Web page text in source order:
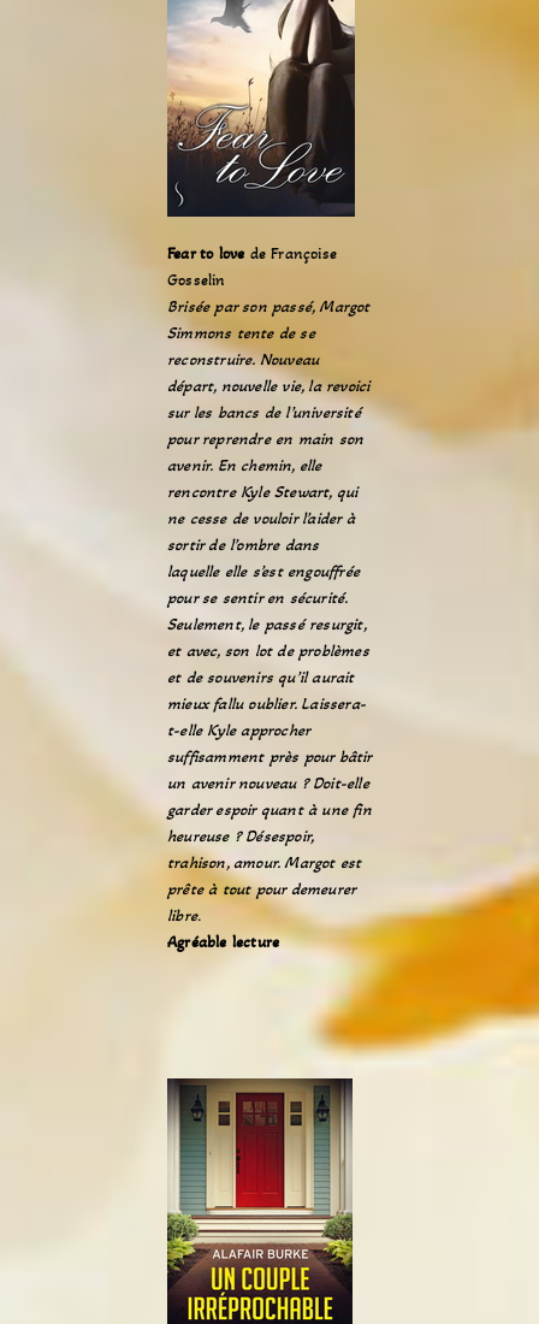
Fear to love de Françoise
Gosselin
Brisée par son passé, Margot
Simmons tente de se
reconstruire. Nouveau
départ, nouvelle vie, la revoici
sur les bancs de l’université
pour reprendre en main son
avenir. En chemin, elle
rencontre Kyle Stewart, qui
ne cesse de vouloir l’aider à
sortir de l’ombre dans
laquelle elle s’est engouffrée
pour se sentir en sécurité.
Seulement, le passé resurgit,
et avec, son lot de problèmes
et de souvenirs qu’il aurait
mieux fallu oublier. Laissera-
t-elle Kyle approcher
suffisamment près pour bâtir
un avenir nouveau ? Doit-elle
garder espoir quant à une fin
heureuse ? Désespoir,
trahison, amour. Margot est
prête à tout pour demeurer
libre.
Agréable lecture